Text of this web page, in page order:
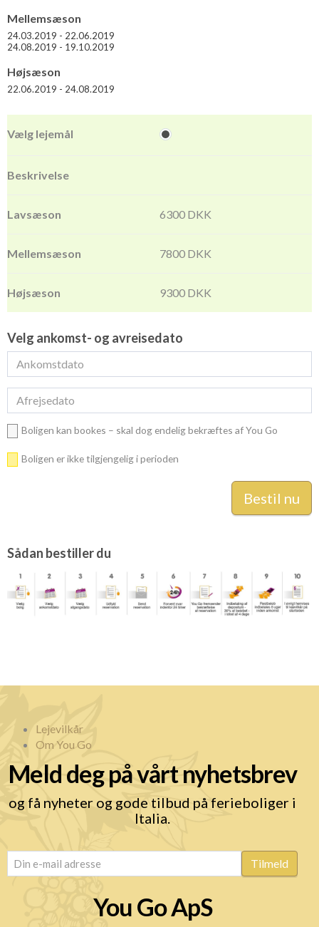
Mellemsæson
24.03.2019 - 22.06.2019
24.08.2019 - 19.10.2019
Højsæson
22.06.2019 - 24.08.2019
6300 DKK
7800 DKK
9300 DKK
Velg ankomst- og avreisedato
Boligen kan bookes – skal dog endelig bekræftes af You Go
Boligen er ikke tilgjengelig i perioden
Sådan bestiller du
Lejevilkår
Om You Go
Meld deg på vårt nyhetsbrev
og få nyheter og gode tilbud på ferieboliger i
Italia.
email (Required) Tilmeld
You Go ApS